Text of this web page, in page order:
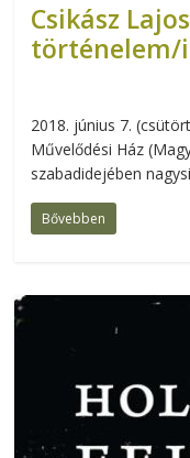
Csikász
történelem/
2018. június 7.
Művelődési Ház
szabadidejében
Bővebben